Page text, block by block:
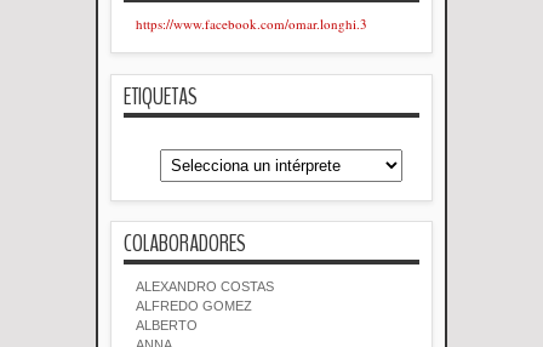
https://www.facebook.com/omar.longhi.3
ETIQUETAS
COLABORADORES
ALEXANDRO COSTAS
ALFREDO GOMEZ
ALBERTO